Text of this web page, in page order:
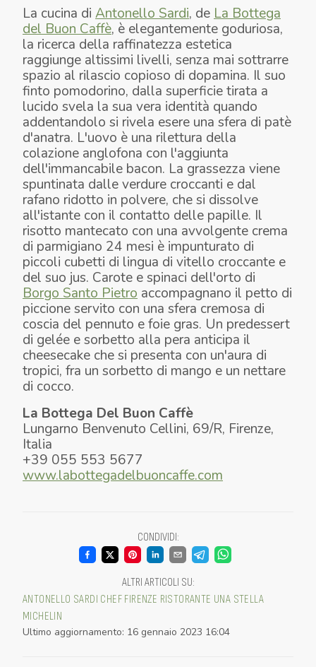
La cucina di Antonello Sardi, de La Bottega
del Buon Caffè, è elegantemente goduriosa,
la ricerca della raffinatezza estetica
raggiunge altissimi livelli, senza mai sottrarre
spazio al rilascio copioso di dopamina. Il suo
finto pomodorino, dalla superficie tirata a
lucido svela la sua vera identità quando
addentandolo si rivela esere una sfera di patè
d'anatra. L'uovo è una rilettura della
colazione anglofona con l'aggiunta
dell'immancabile bacon. La grassezza viene
spuntinata dalle verdure croccanti e dal
rafano ridotto in polvere, che si dissolve
all'istante con il contatto delle papille. Il
risotto mantecato con una avvolgente crema
di parmigiano 24 mesi è impunturato di
piccoli cubetti di lingua di vitello croccante e
del suo jus. Carote e spinaci dell'orto di
Borgo Santo Pietro accompagnano il petto di
piccione servito con una sfera cremosa di
coscia del pennuto e foie gras. Un predessert
di gelée e sorbetto alla pera anticipa il
cheesecake che si presenta con un'aura di
tropici, fra un sorbetto di mango e un nettare
di cocco.
La Bottega Del Buon Caffè
Lungarno Benvenuto Cellini, 69/R, Firenze,
Italia
+39 055 553 5677
www.labottegadelbuoncaffe.com
MOUSSE DI SGOMBRO, MAIONESE AL
WASABI
SALMONE MARINATO ALLA MELA,
FINTO POMODORO
MOUSSE DI CAVOLFIORE AL
CARDAMOMO
VERDURE CROCCANTI, POLVERE DI
RAFANO
RISOTTO AL PARMIGIANO 24 MESI,
LINGUA CROCCANTE, FONDO
PETTO DI PICCIONE, COSCIA E FOIE
GRAS
GELATINA DI PERA, SORBETTO DI PERA
E CANNELLA
TIRAMISU, COCCO, MANGO PETITS FOURS
CONDIVIDI:
ALTRI ARTICOLI SU:
ANTONELLO SARDI CHEF FIRENZE RISTORANTE UNA STELLA
MICHELIN
Ultimo aggiornamento: 16 gennaio 2023 16:04